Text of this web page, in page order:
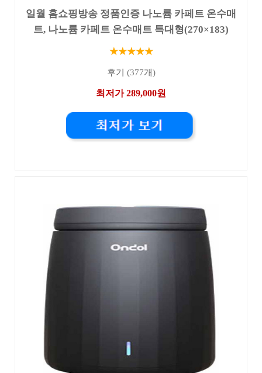
일월 홈쇼핑방송 정품인증 나노륨 카페트 온수매
트, 나노륨 카페트 온수매트 특대형(270×183)
★★★★★
후기 (377개)
최저가 289,000원